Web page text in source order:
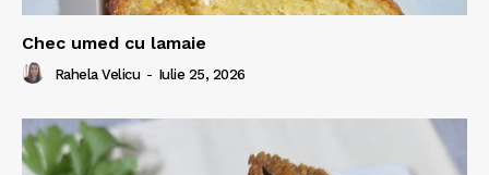
Chec umed cu lamaie
Rahela Velicu - Iulie 25, 2026